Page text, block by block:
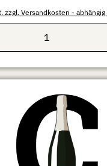
zzgl. Versandkosten -
Gib den